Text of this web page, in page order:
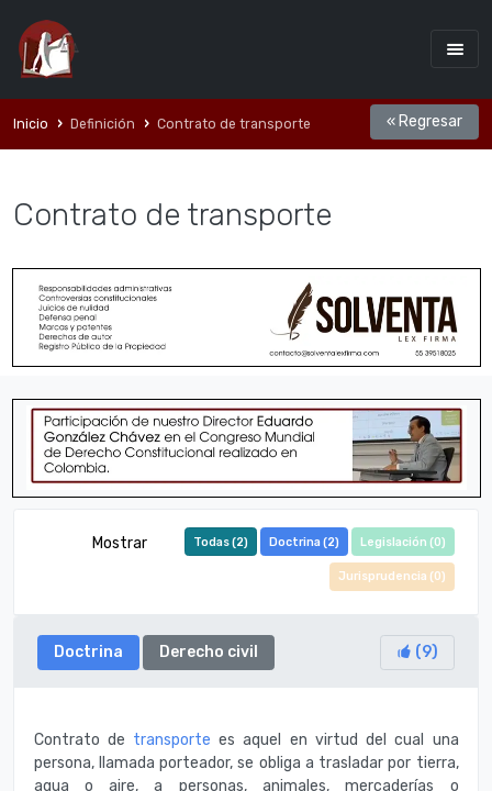
Inicio Definición Contrato de transporte « Regresar
Contrato de transporte
Mostrar Todas (2) Doctrina (2) Legislación (0)
Jurisprudencia (0)
Doctrina Derecho civil (9)
Contrato de transporte es aquel en virtud del cual una
persona, llamada porteador, se obliga a trasladar por tierra,
agua o aire, a personas, animales, mercaderías o